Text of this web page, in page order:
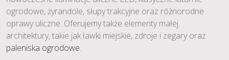
ogrodowe, żyrandole, słupy trakcyjne oraz różnorodne
oprawy uliczne. Oferujemy także elementy małej
architektury, takie jak ławki miejskie, zdroje i zegary oraz
paleniska ogrodowe.